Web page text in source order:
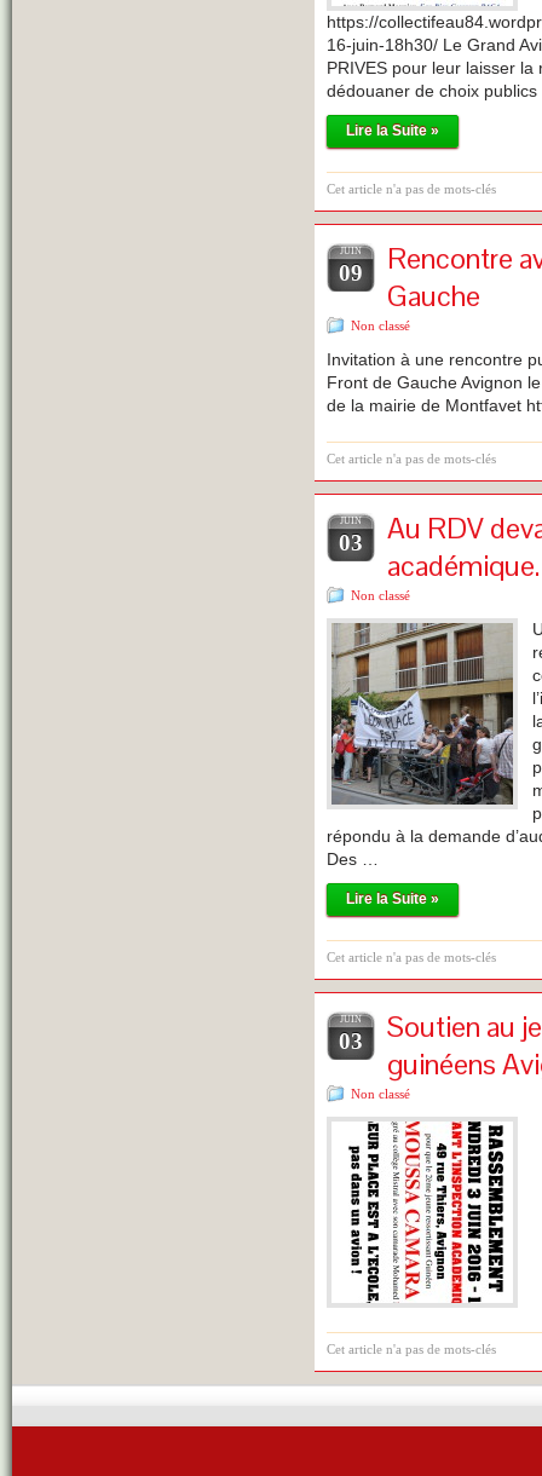
https://
16-juin-18h30/ Le Grand
PRIVES pour leur laisser
dédouaner de choix
Lire la Suite »
Cet article n'a pas de mots-clés
JUIN
09
Rencontre
Gauche
Non classé
Invitation à une rencontre
Front de Gauche Avignon
de la mairie de Montfavet
Cet article n'a pas de mots-clés
JUIN
03
Au RDV
académique.
Non classé
répondu à la demande
Des …
Lire la Suite »
Cet article n'a pas de mots-clés
JUIN
03
Soutien au
guinéens
Non classé
Cet article n'a pas de mots-clés